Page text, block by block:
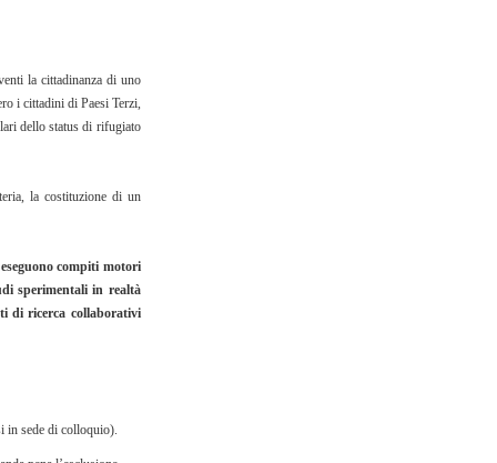
la cittadinanza di uno
i cittadini di Paesi Terzi,
dello status di rifugiato
la costituzione di un
compiti motori
sperimentali in realtà
di ricerca collaborativi
in sede di colloquio).